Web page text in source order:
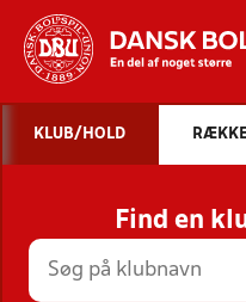
STILLINGER,
KLUB/HOLD
Find en